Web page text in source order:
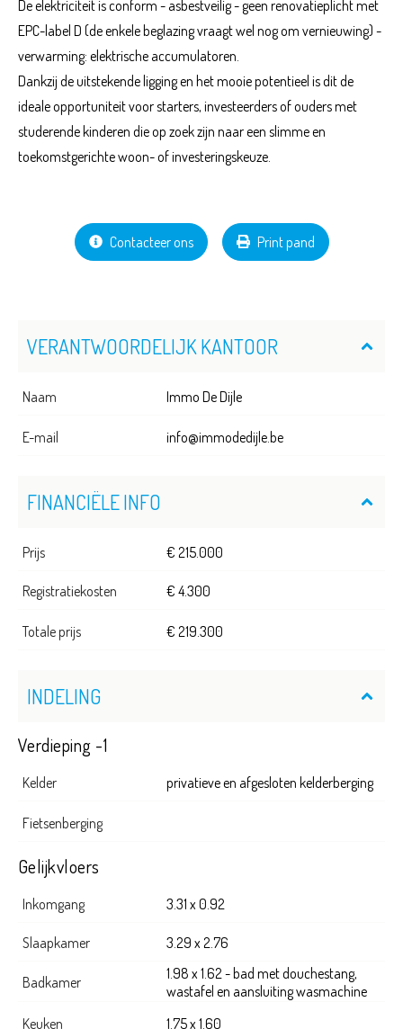
De elektriciteit is conform - asbestveilig - geen renovatieplicht met
EPC-label D (de enkele beglazing vraagt wel nog om vernieuwing) -
verwarming: elektrische accumulatoren.
Dankzij de uitstekende ligging en het mooie potentieel is dit de
ideale opportuniteit voor starters, investeerders of ouders met
studerende kinderen die op zoek zijn naar een slimme en
toekomstgerichte woon- of investeringskeuze.
Contacteer ons Print pand
VERANTWOORDELIJK KANTOOR
Naam Immo De Dijle
E-mail info@immodedijle.be
FINANCIËLE INFO
Prijs € 215.000
Registratiekosten € 4.300
Totale prijs € 219.300
INDELING
Verdieping -1
Kelder privatieve en afgesloten kelderberging
Fietsenberging
Gelijkvloers
Inkomgang 3.31 x 0.92
Slaapkamer 3.29 x 2.76
Badkamer
1.98 x 1.62 - bad met douchestang,
wastafel en aansluiting wasmachine
Keuken
1.75 x 1.60